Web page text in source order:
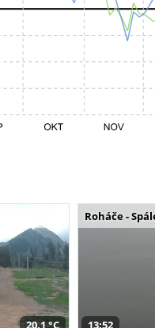
20,1 °C
Roháče -
13:52